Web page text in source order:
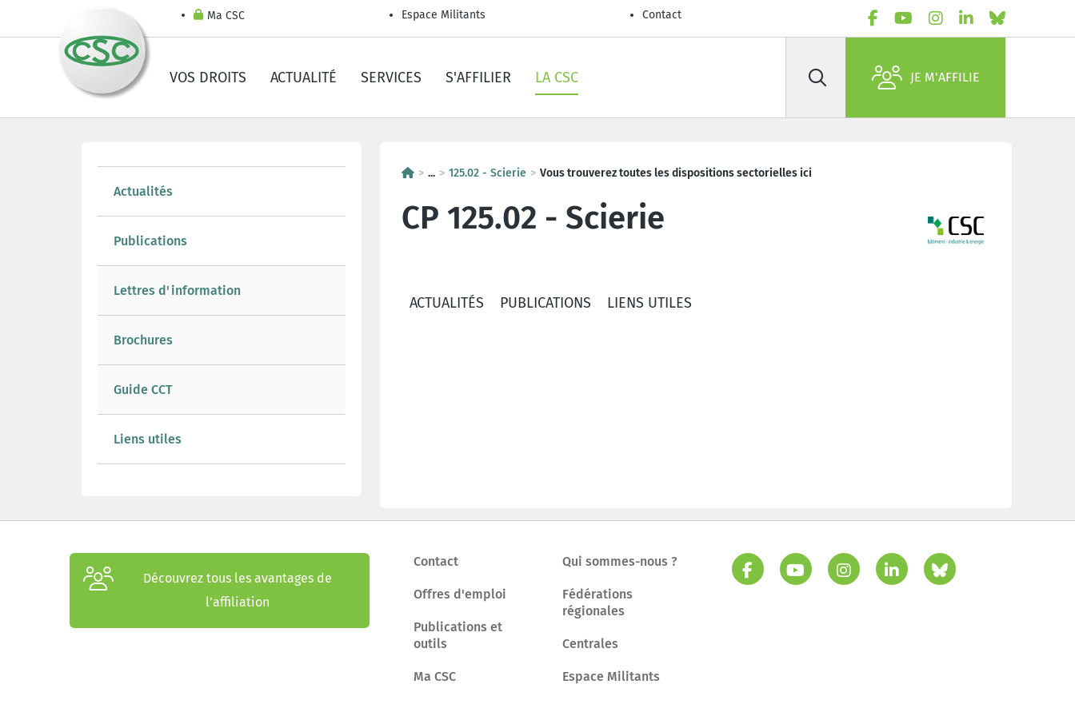
Ma CSC Espace Militants Contact
VOS DROITS ACTUALITÉ SERVICES S'AFFILIER LA CSC Rechercher JE M'AFFILIE
Actualités
Publications
Lettres d'information
Brochures
Guide CCT
Liens utiles
... 125.02 - Scierie Vous trouverez toutes les dispositions sectorielles ici
CP 125.02 - Scierie
ACTUALITÉS PUBLICATIONS LIENS UTILES
Découvrez tous les avantages de
l’affiliation
Contact
Offres d'emploi
Publications et
outils
Ma CSC
Qui sommes-nous ?
Fédérations
régionales
Centrales
Espace Militants